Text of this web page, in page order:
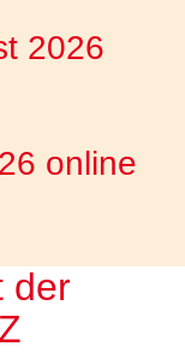
2026
online
der